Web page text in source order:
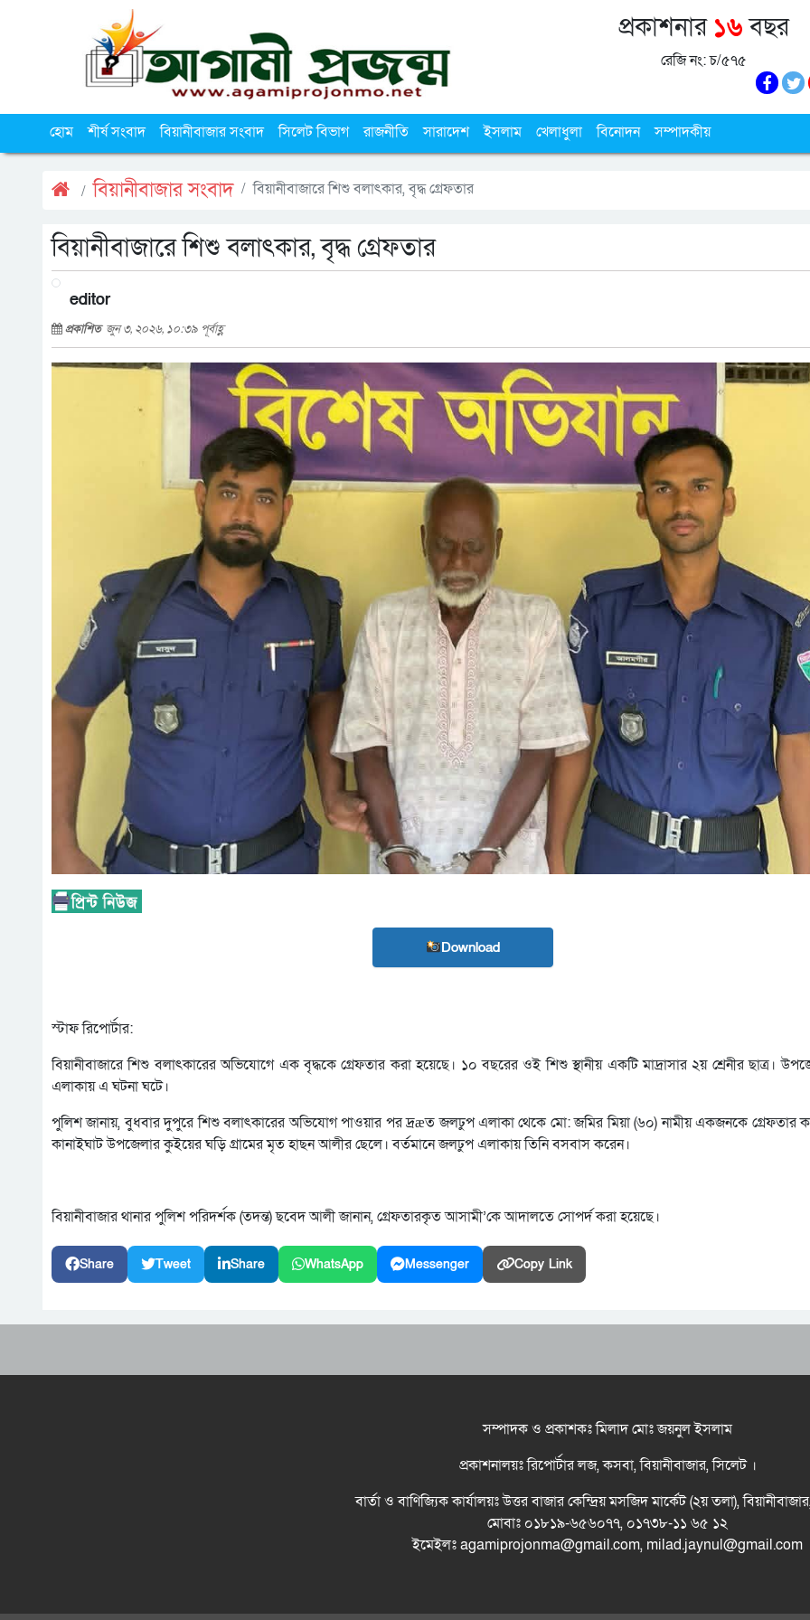
প্রকাশনার ১৬বছর
রেজি নং: চ/৫৭৫
হোম শীর্ষ সংবাদ বিয়ানীবাজার সংবাদ সিলেট বিভাগ রাজনীতি সারাদেশ ইসলাম খেলাধুলা বিনোদন সম্পাদকীয়
বিয়ানীবাজার সংবাদ বিয়ানীবাজারে শিশু বলাৎকার, বৃদ্ধ গ্রেফতার
বিয়ানীবাজারে শিশু বলাৎকার, বৃদ্ধ গ্রেফতার
editor
প্রকাশিত জুন ৩, ২০২৬, ১০:৩৯ পূর্বাহ্ণ
Download
স্টাফ রিপোর্টার:
বিয়ানীবাজারে শিশু বলাৎকারের অভিযোগে এক বৃদ্ধকে গ্রেফতার করা হয়েছে। ১০ বছরের ওই শিশু স্থানীয় একটি মাদ্রাসার ২য় শ্রেনীর ছাত্র।
এলাকায় এ ঘটনা ঘটে।
পুলিশ জানায়, বুধবার দুপুরে শিশু বলাৎকারের অভিযোগ পাওয়ার পর দ্রæত জলঢুপ এলাকা থেকে মো: জমির মিয়া (৬০) নামীয় একজনকে গ্রেফতার
কানাইঘাট উপজেলার কুইয়ের ঘড়ি গ্রামের মৃত হাছন আলীর ছেলে। বর্তমানে জলঢুপ এলাকায় তিনি বসবাস করেন।
বিয়ানীবাজার থানার পুলিশ পরিদর্শক (তদন্ত) ছবেদ আলী জানান, গ্রেফতারকৃত আসামী’কে আদালতে সোপর্দ করা হয়েছে।
Share Tweet Share WhatsApp Messenger Copy Link
সম্পাদক ও প্রকাশকঃ মিলাদ মোঃ জয়নুল ইসলাম
প্রকাশনালয়ঃ রিপোর্টার লজ, কসবা, বিয়ানীবাজার, সিলেট ।
বার্তা ও বাণিজ্যিক কার্যালয়ঃ উত্তর বাজার কেন্দ্রিয় মসজিদ মার্কেট (২য় তলা),
মোবাঃ ০১৮১৯-৬৫৬০৭৭, ০১৭৩৮-১১ ৬৫ ১২
ইমেইলঃ agamiprojonma@gmail.com, milad.jaynul@gmail.com